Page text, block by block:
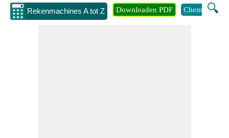
Rekenmachines A tot Z 🔍
Downloaden PDF Chemie